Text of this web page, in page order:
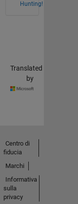
Hunting!
Translated
by
Centro di
fiducia
Marchi
Informativa
sulla
privacy